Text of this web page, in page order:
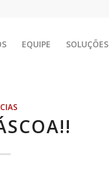
EQUIPE SOLUÇÕES